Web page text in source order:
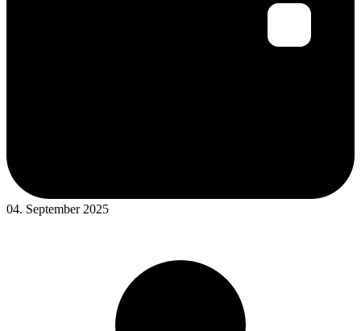
04. September 2025